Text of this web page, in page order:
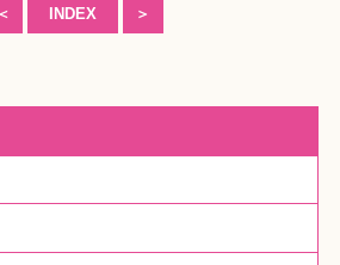
＜ INDEX ＞